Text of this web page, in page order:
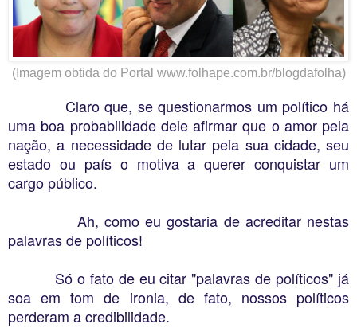
(Imagem obtida do Portal www.folhape.com.br/blogdafolha)
Claro que, se questionarmos um político há
uma boa probabilidade dele afirmar que o amor pela
nação, a necessidade de lutar pela sua cidade, seu
estado ou país o motiva a querer conquistar um
cargo público.
Ah, como eu gostaria de acreditar nestas
palavras de políticos!
Só o fato de eu citar "palavras de políticos" já
soa em tom de ironia, de fato, nossos políticos
perderam a credibilidade.